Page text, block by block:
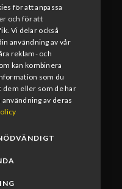
för att anpassa
och för att
Vi delar också
användning av vår
reklam- och
kan kombinera
som du
dem eller som de har
av deras